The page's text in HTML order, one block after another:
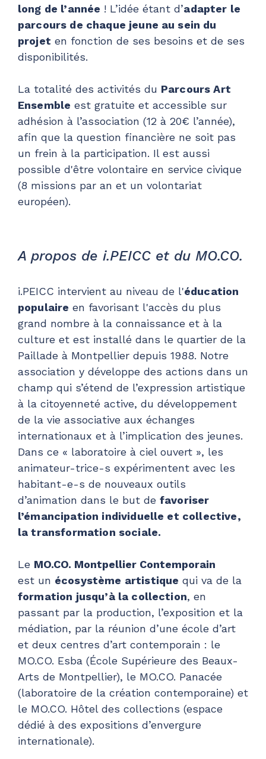
long de l’année ! L’idée étant d’adapter le
parcours de chaque jeune au sein du
projet en fonction de ses besoins et de ses
disponibilités.
La totalité des activités du Parcours Art
Ensemble est gratuite et accessible sur
adhésion à l’association (12 à 20€ l’année),
afin que la question financière ne soit pas
un frein à la participation. Il est aussi
possible d'être volontaire en service civique
(8 missions par an et un volontariat
européen).
A propos de i.PEICC et du MO.CO.
i.PEICC intervient au niveau de l'éducation
populaire en favorisant l'accès du plus
grand nombre à la connaissance et à la
culture et est installé dans le quartier de la
Paillade à Montpellier depuis 1988. Notre
association y développe des actions dans un
champ qui s’étend de l’expression artistique
à la citoyenneté active, du développement
de la vie associative aux échanges
internationaux et à l’implication des jeunes.
Dans ce « laboratoire à ciel ouvert », les
animateur-trice-s expérimentent avec les
habitant-e-s de nouveaux outils
d’animation dans le but de favoriser
l’émancipation individuelle et collective,
la transformation sociale.
Le MO.CO. Montpellier Contemporain
est un écosystème artistique qui va de la
formation jusqu’à la collection, en
passant par la production, l’exposition et la
médiation, par la réunion d’une école d’art
et deux centres d’art contemporain : le
MO.CO. Esba (École Supérieure des Beaux-
Arts de Montpellier), le MO.CO. Panacée
(laboratoire de la création contemporaine) et
le MO.CO. Hôtel des collections (espace
dédié à des expositions d’envergure
internationale).